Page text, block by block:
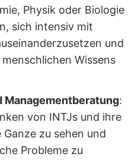
Physik oder Biologie
sich intensiv mit
und
Wissens
Managementberatung:
von INTJs und ihre
zu sehen und
Probleme zu